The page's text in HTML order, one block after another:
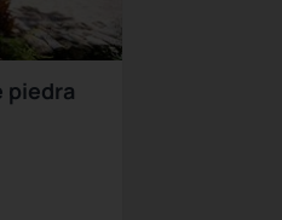
piedra